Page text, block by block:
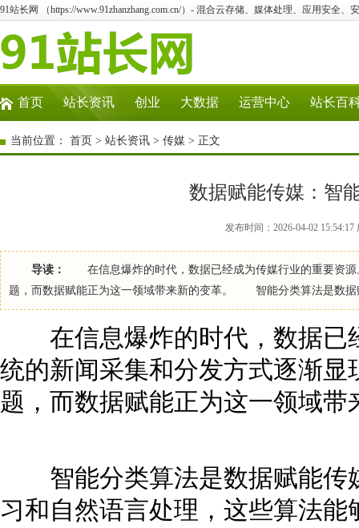
91站长网 （https://www.91zhanzhang.com.cn/）- 混合云存储、媒体处理、应用安全、
首页 站长资讯 创业 大数据 运营中心 站长百
当前位置： 首页 > 站长资讯 > 传媒 > 正文
数据赋能传媒：智
发布时间：2026-04-02
导读：
在信息爆炸的时代，数据已经成为传媒行业的重要资源
题，而数据赋能正为这一领域带来新的变革。 智能分类算法是数据
在信息爆炸的时代，数据已
统的新闻采集和分发方式逐渐
题，而数据赋能正为这一领域带
智能分类算法是数据赋能传
习和自然语言处理，这些算法